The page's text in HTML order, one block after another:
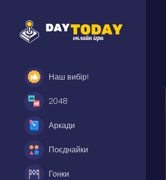
Наш вибір!
2048
Аркади
Поєднайки
Гонки